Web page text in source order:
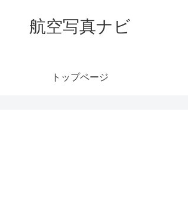
航空写真ナビ
トップページ